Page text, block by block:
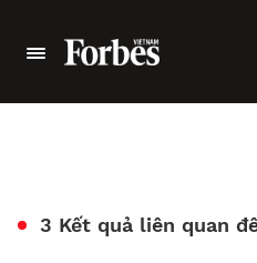
3 Kết quả liên quan